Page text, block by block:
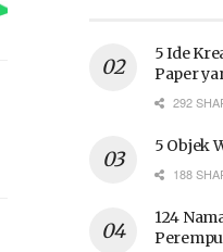
5 Ide
Paper
292
5 Objek
188
124